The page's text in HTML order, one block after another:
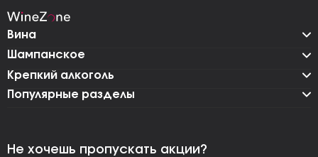
Вина
Шампанское
Крепкий алкоголь
Популярные разделы
Не хочешь пропускать акции?